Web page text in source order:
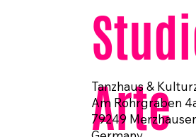
Arte
Tanzhaus &
Am Rohrgraben
79249